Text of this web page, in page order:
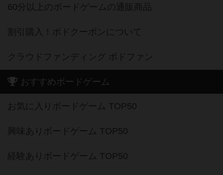
60分以上のボードゲームの通販商品
割引購入！ボドクーポンについて
クラウドファンディング ボドファン
おすすめボードゲーム
お気に入りボードゲーム TOP50
興味ありボードゲーム TOP50
経験ありボードゲーム TOP50